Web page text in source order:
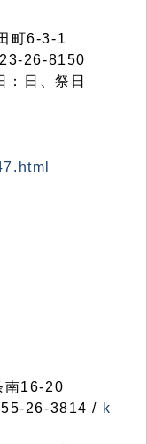
町6-3-1
26-8150
日、祭日
南16-20
26-3814 / k